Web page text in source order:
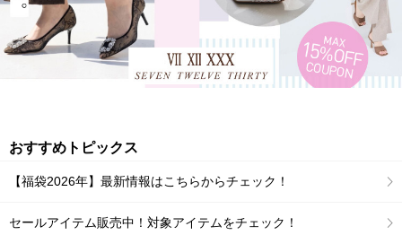
おすすめトピックス
【福袋2026年】最新情報はこちらからチェック！
セールアイテム販売中！対象アイテムをチェック！